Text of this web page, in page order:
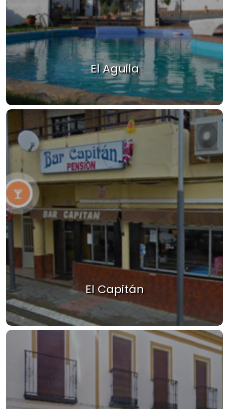
El Aguila
El Capitán